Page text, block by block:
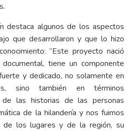
destaca algunos de los aspectos
que desarrollaron y que lo hizo
“Este proyecto nació
tiene un componente
y dedicado, no solamente en
sino también en términos
las historias de las personas
de la hilandería y nos fuimos
de los lugares y de la región, su